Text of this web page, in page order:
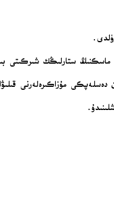
ستارلىڭك شىركىتى
دەسلەپكى مۇزاكىرەلەرنى